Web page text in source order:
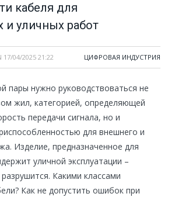
кабеля для
и уличных работ
17/04/2025 21:22 ЦИФРОВАЯ ИНДУСТРИЯ
пары нужно руководствоваться не
жил, категорией, определяющей
передачи сигнала, но и
для внешнего и
Изделие, предназначенное для
уличной эксплуатации –
Какими классами
Как не допустить ошибок при